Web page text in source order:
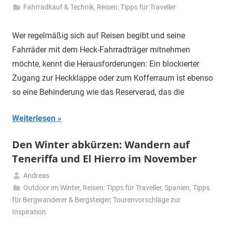
17.
2024
Fahrradkauf & Technik, Reisen: Tipps für Traveller
Wer regelmäßig sich auf Reisen begibt und seine
Fahrräder mit dem Heck-Fahrradträger mitnehmen
möchte, kennt die Herausforderungen: Ein blockierter
Zugang zur Heckklappe oder zum Kofferraum ist ebenso
so eine Behinderung wie das Reserverad, das die
Weiterlesen
Den Winter abkürzen: Wandern auf
Teneriffa und El Hierro im November
27.
November
2024
Andreas
Outdoor im Winter, Reisen: Tipps für Traveller,Spanien,Tipps
für Bergwanderer & Bergsteiger, Tourenvorschläge zur
Inspiration